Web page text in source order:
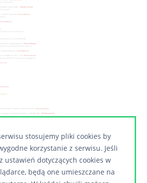
stosujemy pliki cookies by
korzystanie z serwisu. Jeśli
ustawień dotyczących cookies w
będą one umieszczane na